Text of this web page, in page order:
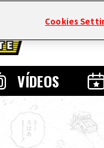
VÍDEOS
Cookies